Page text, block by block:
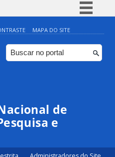
Simplifique!
Comunica BR
Participe
Canais
MAPA DO SITE
de
e